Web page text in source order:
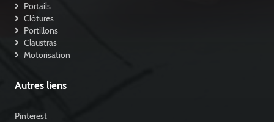
Portails
Clôtures
Portillons
Claustras
Motorisation
Autres liens
Pinterest